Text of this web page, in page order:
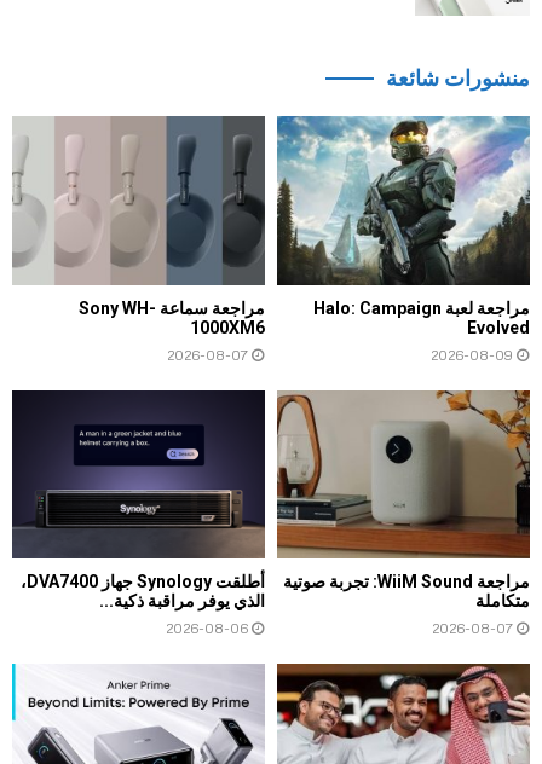
منشورات شائعة
مراجعة لعبة Halo: Campaign
Evolved
2026-08-09
مراجعة سماعة Sony WH-
1000XM6
2026-08-07
مراجعة WiiM Sound: تجربة صوتية
متكاملة
2026-08-07
أطلقت Synology جهاز DVA7400،
الذي يوفر مراقبة ذكية...
2026-08-06